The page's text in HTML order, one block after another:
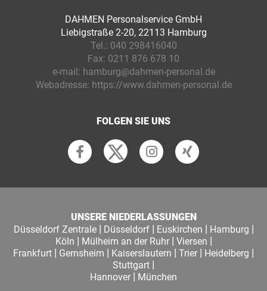
DAHMEN Personalservice GmbH
Liebigstraße 2-20, 22113 Hamburg
Tel.: 040 298416040
Fax: 0211 876 678 10
e-mail: hamburg@dahmen-personal.de
Webadresse: https://www.dahmen-personal.de
FOLGEN SIE UNS
UNSERE NIEDERLASSUNGEN
Düsseldorf Zentrale| Düsseldorf| Euskirchen | Hamburg |
Köln | Mülheim an der Ruhr| Viersen |
Frankfurt | Gernsheim | Kaiserslautern | Trier | Heidelberg |
Stuttgart |
Hannover | München